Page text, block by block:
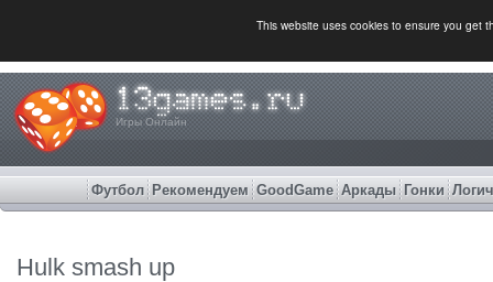
This website uses cookies to ensure you get
Игры Онлайн
Футбол Рекомендуем GoodGame Аркады Гонки
Hulk smash up